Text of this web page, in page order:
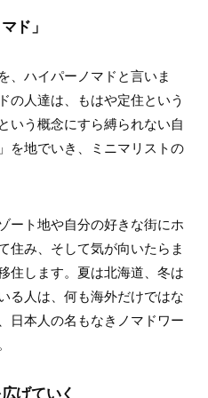
ド」
、ハイパーノマドと言いま
の人達は、もはや定住という
いう概念にすら縛られない自
を地でいき、ミニマリストの
ート地や自分の好きな街にホ
住み、そして気が向いたらま
住します。夏は北海道、冬は
る人は、何も海外だけではな
日本人の名もなきノマドワー
げていく